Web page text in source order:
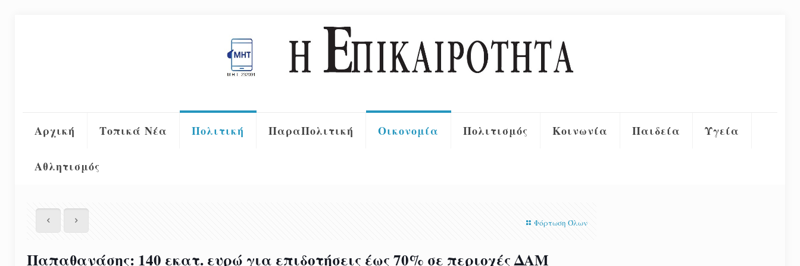
Αρχική Τοπικά Νέα Πολιτική ΠαραΠολιτική Οικονομία Πολιτισμός Κοινωνία Παιδεία Υγεία
Αθλητισμός
Φόρτωση Όλων
Παπαθανάσης: 140 εκατ. ευρώ για επιδοτήσεις έως 70% σε περιοχές ΔΑΜ